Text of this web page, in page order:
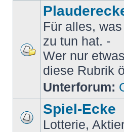
Für alles,
zu tun hat. -
Wer nur
diese Rubrik
Unterforum:
Spiel-Ecke
Lotterie,